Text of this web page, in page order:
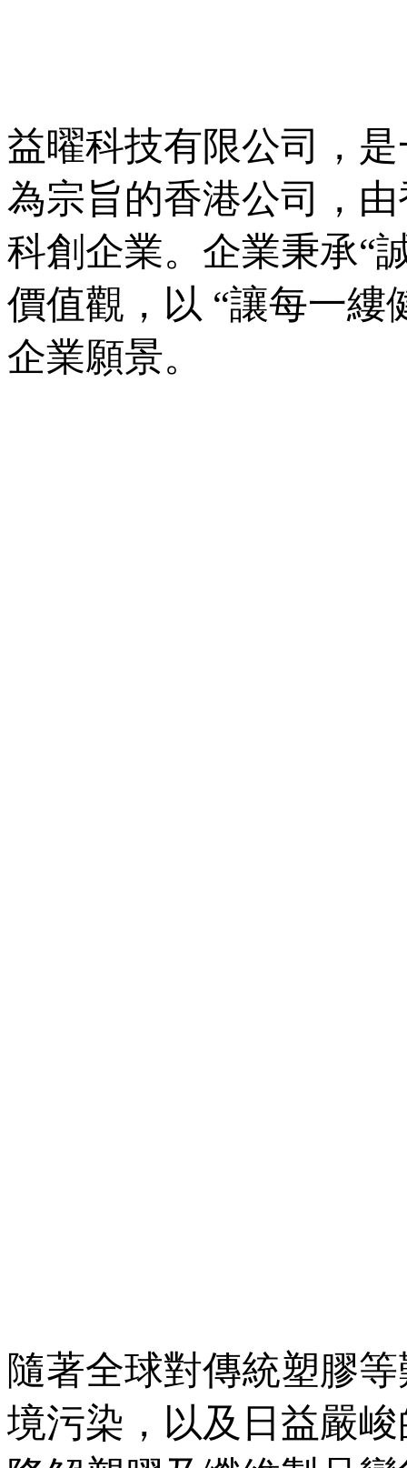
益曜科技有限公司，
為宗旨的香港公司，
科創企業。企業秉承“
價值觀，以 “讓每一縷
企業願景。
隨著全球對傳統塑膠
境污染，以及日益嚴